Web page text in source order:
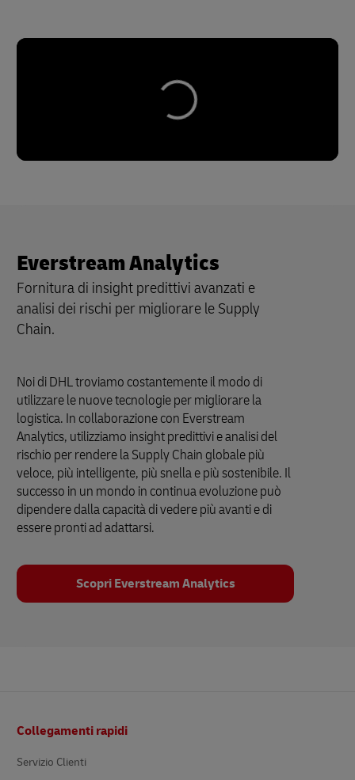
Everstream Analytics
Fornitura di insight predittivi avanzati e
analisi dei rischi per migliorare le Supply
Chain.
Noi di DHL troviamo costantemente il modo di
utilizzare le nuove tecnologie per migliorare la
logistica. In collaborazione con Everstream
Analytics, utilizziamo insight predittivi e analisi del
rischio per rendere la Supply Chain globale più
veloce, più intelligente, più snella e più sostenibile. Il
successo in un mondo in continua evoluzione può
dipendere dalla capacità di vedere più avanti e di
essere pronti ad adattarsi.
Scopri Everstream Analytics
di
Collegamenti rapidi
Servizio Clienti